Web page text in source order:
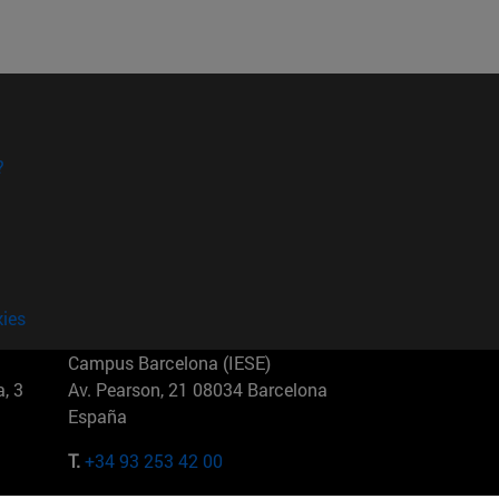
3
Campus Barcelona (IESE)
Av. Pearson, 21 08034 Barcelona
España
T.+34 93 253 42 00